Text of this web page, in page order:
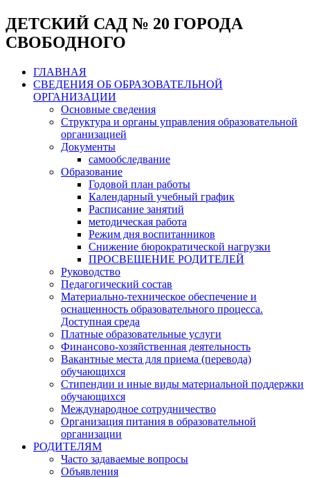
ДЕТСКИЙ САД № 20 ГОРОДА
СВОБОДНОГО
ГЛАВНАЯ
СВЕДЕНИЯ ОБ ОБРАЗОВАТЕЛЬНОЙ
ОРГАНИЗАЦИИ
Основные сведения
Структура и органы управления образовательной
организацией
Документы
самообследвание
Образование
Годовой план работы
Календарный учебный график
Расписание занятий
методическая работа
Режим дня воспитанников
Снижение бюрократической нагрузки
ПРОСВЕЩЕНИЕ РОДИТЕЛЕЙ
Руководство
Педагогический состав
Материально-техническое обеспечение и
оснащенность образовательного процесса.
Доступная среда
Платные образовательные услуги
Финансово-хозяйственная деятельность
Вакантные места для приема (перевода)
обучающихся
Стипендии и иные виды материальной поддержки
обучающихся
Международное сотрудничество
Организация питания в образовательной
организации
РОДИТЕЛЯМ
Часто задаваемые вопросы
Объявления